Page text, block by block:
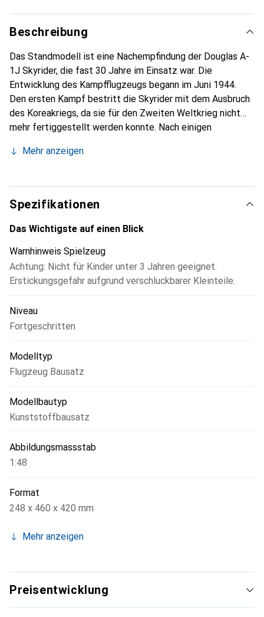
Beschreibung
Das Standmodell ist eine Nachempfindung der Douglas A-
1J Skyrider, die fast 30 Jahre im Einsatz war. Die
Entwicklung des Kampfflugzeugs begann im Juni 1944.
Den ersten Kampf bestritt die Skyrider mit dem Ausbruch
des Koreakriegs, da sie für den Zweiten Weltkrieg nicht
mehr fertiggestellt werden konnte. Nach einigen
die A-1J Skyrider. Als die US-Luftoperationen in Vietnam
von Skyridern, einschliesslich der A-1J, für die 14. und 56.
Special Operations Wings (SOW) eingesetzt.
Mehr anzeigen
Spezifikationen
Das Wichtigste auf einen Blick
Warnhinweis Spielzeug
Achtung: Nicht für Kinder unter 3 Jahren geeignet.
Erstickungsgefahr aufgrund verschluckbarer Kleinteile.
Niveau
Fortgeschritten
Modelltyp
Flugzeug Bausatz
Modellbautyp
Kunststoffbausatz
Abbildungsmassstab
1:48
Format
248 x 460 x 420 mm
Mehr anzeigen
Preisentwicklung